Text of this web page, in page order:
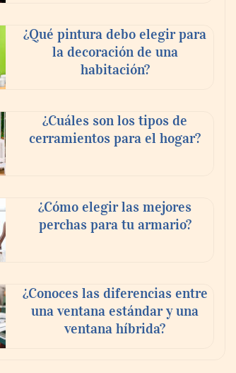
¿Qué pintura debo elegir para
la decoración de una
habitación?
¿Cuáles son los tipos de
cerramientos para el hogar?
¿Cómo elegir las mejores
perchas para tu armario?
¿Conoces las diferencias entre
una ventana estándar y una
ventana híbrida?